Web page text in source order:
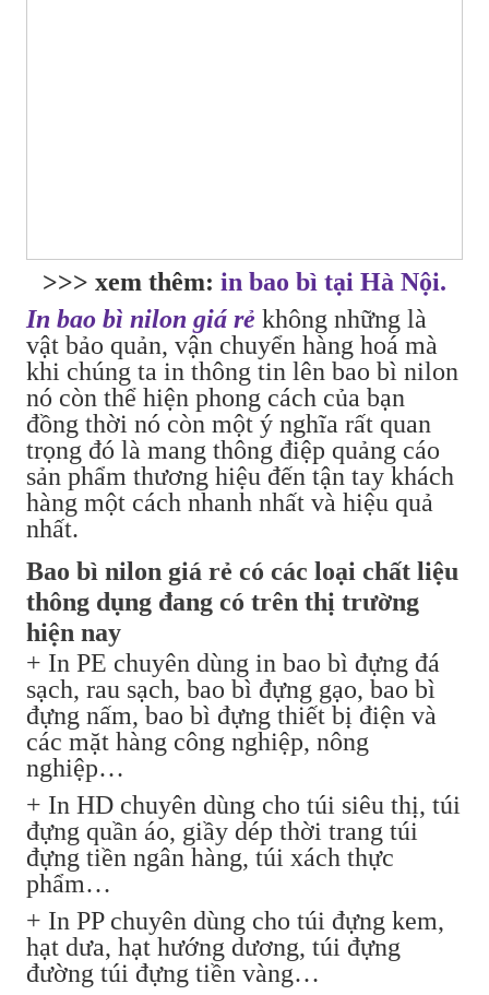
>>> xem thêm: in bao bì tại Hà Nội.
In bao bì nilon giá rẻ không những là
vật bảo quản, vận chuyển hàng hoá mà
khi chúng ta in thông tin lên bao bì nilon
nó còn thể hiện phong cách của bạn
đồng thời nó còn một ý nghĩa rất quan
trọng đó là mang thông điệp quảng cáo
sản phẩm thương hiệu đến tận tay khách
hàng một cách nhanh nhất và hiệu quả
nhất.
Bao bì nilon giá rẻ có các loại chất liệu
thông dụng đang có trên thị trường
hiện nay
+ In PE chuyên dùng in bao bì đựng đá
sạch, rau sạch, bao bì đựng gạo, bao bì
đựng nấm, bao bì đựng thiết bị điện và
các mặt hàng công nghiệp, nông
nghiệp…
+ In HD chuyên dùng cho túi siêu thị, túi
đựng quần áo, giầy dép thời trang túi
đựng tiền ngân hàng, túi xách thực
phẩm…
+ In PP chuyên dùng cho túi đựng kem,
hạt dưa, hạt hướng dương, túi đựng
đường túi đựng tiền vàng…